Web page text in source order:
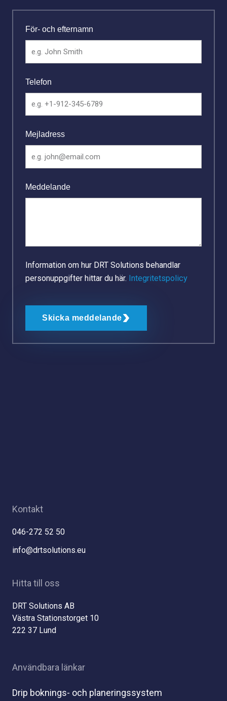
För- och efternamn
Telefon
Mejladress
Meddelande
Information om hur DRT Solutions behandlar
personuppgifter hittar du här. Integritetspolicy
Skicka meddelande
Kontakt
046-272 52 50
info@drtsolutions.eu
Hitta till oss
DRT Solutions AB
Västra Stationstorget 10
222 37 Lund
Användbara länkar
Drip boknings- och planeringssystem